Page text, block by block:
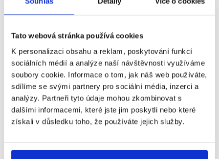
Tato webová stránka používá cookies
K personalizaci obsahu a reklam, poskytování funkcí
sociálních médií a analýze naší návštěvnosti využíváme
soubory cookie. Informace o tom, jak náš web používáte,
sdílíme se svými partnery pro sociální média, inzerci a
analýzy. Partneři tyto údaje mohou zkombinovat s
dalšími informacemi, které jste jim poskytli nebo které
získali v důsledku toho, že používáte jejich služby.
Kopírovat